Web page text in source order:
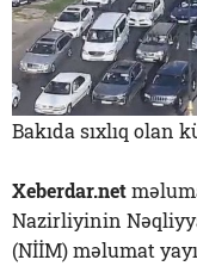
Bakıda sıxlıq olan
Xeberdar.net
Nazirliyinin
(NİİM) məlumat